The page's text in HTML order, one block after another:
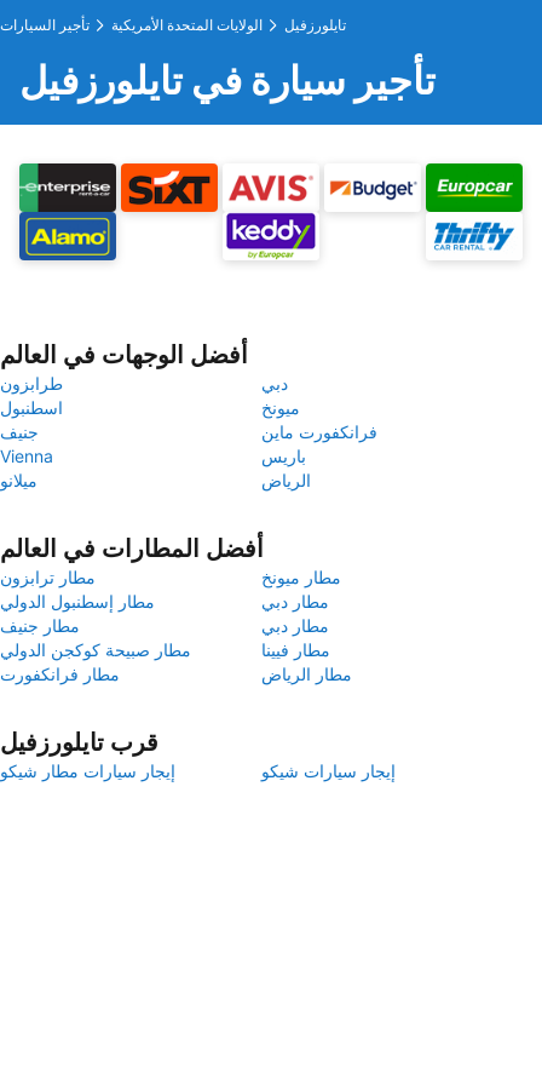
تأجير السيارات الولايات المتحدة الأمريكية تايلورزفيل
تأجير سيارة في تايلورزفيل
أفضل الوجهات في العالم
طرابزون
دبي
اسطنبول
ميونخ
جنيف
فرانكفورت ماين
Vienna
باريس
ميلانو
الرياض
أفضل المطارات في العالم
مطار ترابزون
مطار ميونخ
مطار إسطنبول الدولي
مطار دبي
مطار جنيف
مطار دبي
مطار صبيحة كوكجن الدولي
مطار فيينا
مطار فرانكفورت
مطار الرياض
قرب تايلورزفيل
إيجار سيارات مطار شيكو إيجار سيارات شيكو